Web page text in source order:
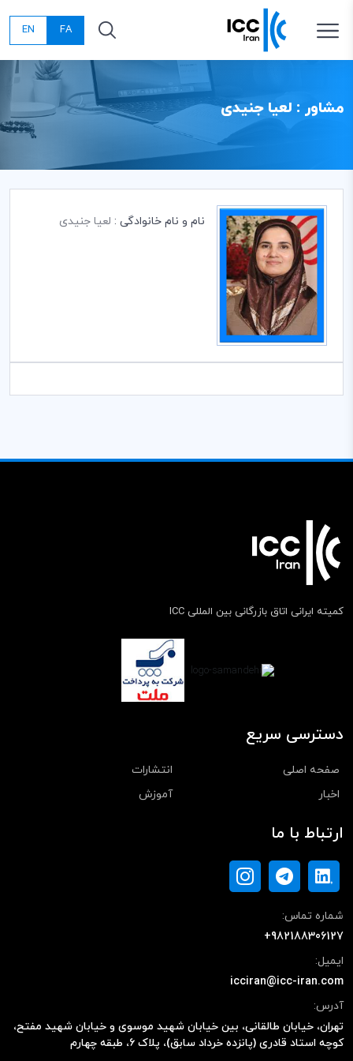
FA
EN
مشاور : لعیا جنیدی
نام و نام خانوادگی : لعیا جنیدی
کمیته ایرانی اتاق بازرگانی بین المللی ICC
دسترسی سریع
صفحه اصلی
انتشارات
اخبار
آموزش
ارتباط با ما
شماره تماس:
+982188306127
ایمیل:
icciran@icc-iran.com
آدرس:
تهران، خیابان طالقانی، بین خیابان شهید موسوی و خیابان شهید مفتح،
کوچه استاد قادری (پانزده خرداد سابق)، پلاک ۶، طبقه چهارم